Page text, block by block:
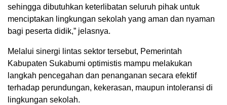
sehingga dibutuhkan keterlibatan seluruh pihak untuk
menciptakan lingkungan sekolah yang aman dan nyaman
bagi peserta didik,” jelasnya.
Melalui sinergi lintas sektor tersebut, Pemerintah
Kabupaten Sukabumi optimistis mampu melakukan
langkah pencegahan dan penanganan secara efektif
terhadap perundungan, kekerasan, maupun intoleransi di
lingkungan sekolah.